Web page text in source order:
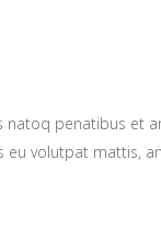
penatibus et
volutpat mattis,